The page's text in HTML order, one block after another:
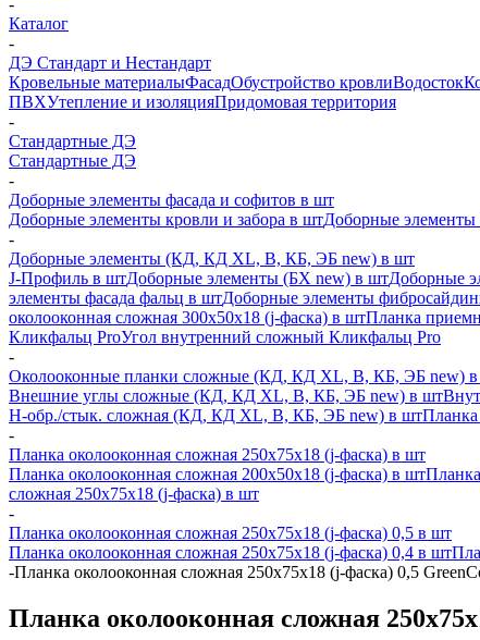
-
Каталог
-
ДЭ Стандарт и Нестандарт
Кровельные материалыФасадОбустройство кровлиВодосток
ПВХУтепление и изоляцияПридомовая территория
-
Стандартные ДЭ
Стандартные ДЭ
-
Доборные элементы фасада и софитов в шт
Доборные элементы кровли и забора в штДоборные элементы
-
Доборные элементы (КД, КД XL, В, КБ, ЭБ new) в шт
J-Профиль в штДоборные элементы (БХ new) в штДоборные
элементы фасада фальц в штДоборные элементы
околооконная сложная 300х50х18 (j-фаска) в штПланка
Кликфальц ProУгол внутренний сложный Кликфальц Pro
-
Околооконные планки сложные (КД, КД XL, В, КБ, ЭБ new)
Внешние углы сложные (КД, КД XL, В, КБ, ЭБ new) в шт
H-обр./стык. сложная (КД, КД XL, В, КБ, ЭБ new) в шт
-
Планка околооконная сложная 250х75х18 (j-фаска) в шт
Планка околооконная сложная 200х50х18 (j-фаска) в шт
сложная 250х75х18 (j-фаска) в шт
-
Планка околооконная сложная 250х75х18 (j-фаска) 0,5 в шт
Планка околооконная сложная 250х75х18 (j-фаска) 0,4 в шт
-Планка околооконная сложная 250х75х18 (j-фаска) 0,5
Планка околооконная сложная